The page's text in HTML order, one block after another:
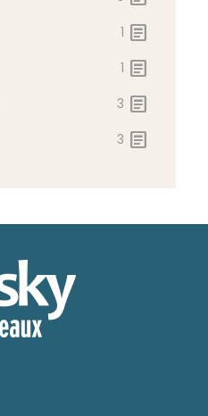
1 article
1 article
3 article
3 article